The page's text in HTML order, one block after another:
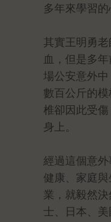
多年來學習
其實王明勇
血，但是多
場公安意外
數百公斤的
椎卻因此受
身上。
經過這個意
健康、家庭
業，就毅然
士、日本、